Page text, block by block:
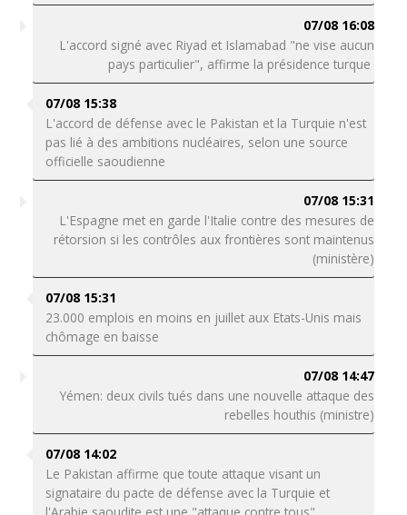
07/08 16:08
L'accord signé avec Riyad et Islamabad "ne vise aucun
pays particulier", affirme la présidence turque
07/08 15:38
L'accord de défense avec le Pakistan et la Turquie n'est
pas lié à des ambitions nucléaires, selon une source
officielle saoudienne
07/08 15:31
L'Espagne met en garde l'Italie contre des mesures de
rétorsion si les contrôles aux frontières sont maintenus
(ministère)
07/08 15:31
23.000 emplois en moins en juillet aux Etats-Unis mais
chômage en baisse
07/08 14:47
Yémen: deux civils tués dans une nouvelle attaque des
rebelles houthis (ministre)
07/08 14:02
Le Pakistan affirme que toute attaque visant un
signataire du pacte de défense avec la Turquie et